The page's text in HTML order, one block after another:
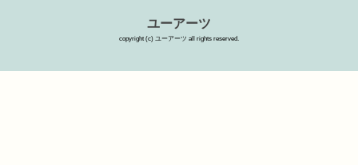
ユーアーツ
copyright (c) ユーアーツ all rights reserved.